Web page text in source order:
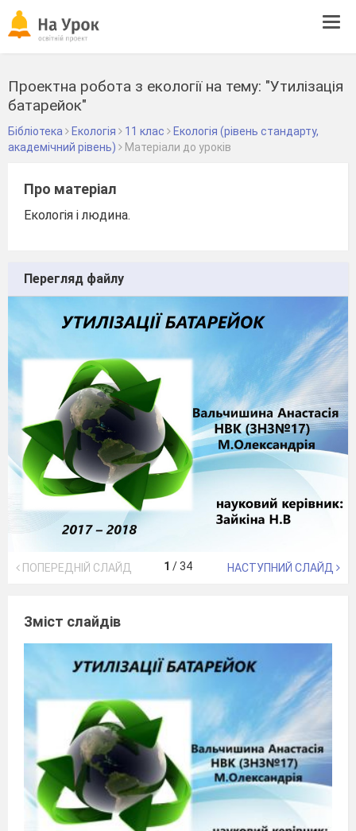
Проектна робота з екології на тему: "Утилізація
батарейок"
Бібліотека Екологія 11 клас
Екологія (рівень стандарту,
академічний рівень)
Матеріали до уроків
Про матеріал
Екологія і людина.
Перегляд файлу
ПОПЕРЕДНІЙ СЛАЙД 1 /34 НАСТУПНИЙ СЛАЙД
Зміст слайдів